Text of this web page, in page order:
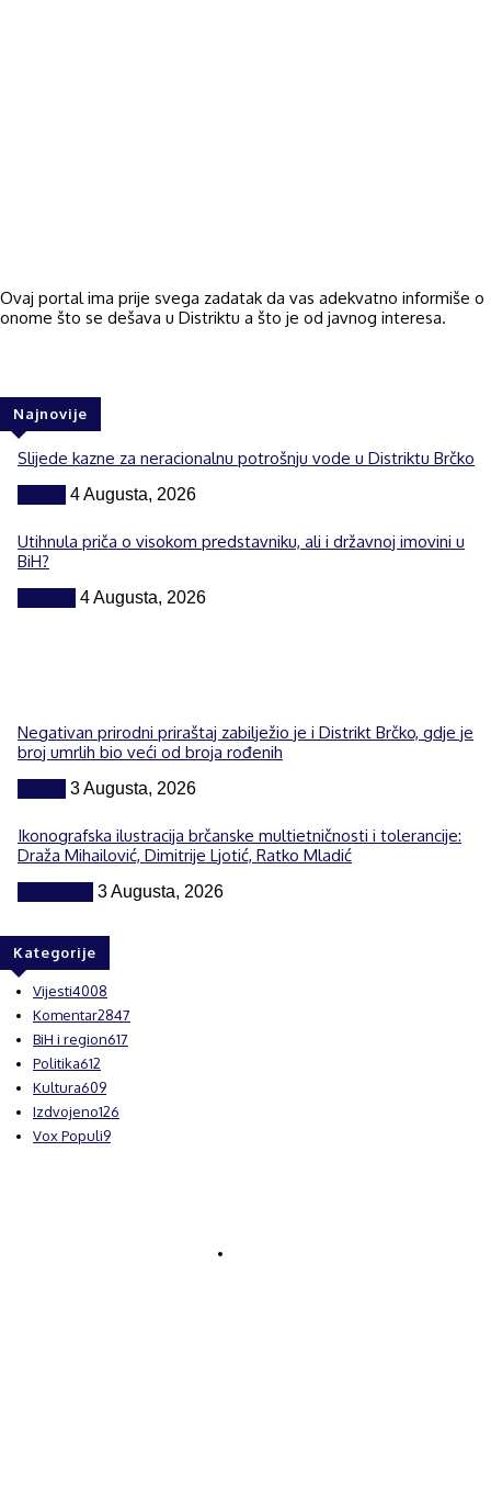
Ovaj portal ima prije svega zadatak da vas adekvatno informiše o
onome što se dešava u Distriktu a što je od javnog interesa.
Najnovije
Slijede kazne za neracionalnu potrošnju vode u Distriktu Brčko
4 Augusta, 2026
Utihnula priča o visokom predstavniku, ali i državnoj imovini u
BiH?
4 Augusta, 2026
Negativan prirodni priraštaj zabilježio je i Distrikt Brčko, gdje je
broj umrlih bio veći od broja rođenih
3 Augusta, 2026
Ikonografska ilustracija brčanske multietničnosti i tolerancije:
Draža Mihailović, Dimitrije Ljotić, Ratko Mladić
3 Augusta, 2026
Kategorije
Vijesti4008
Komentar2847
BiH i region617
Politika612
Kultura609
Izdvojeno126
Vox Populi9